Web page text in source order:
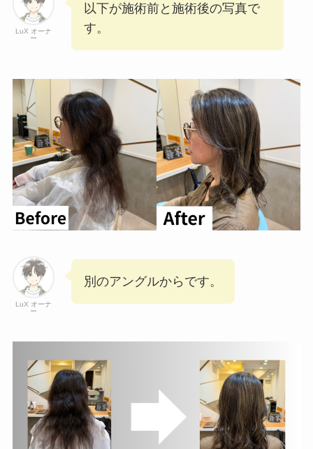
LuX オーナ
ー
以下が施術前と施術後の写真で
す。
LuX オーナ
ー
別のアングルからです。